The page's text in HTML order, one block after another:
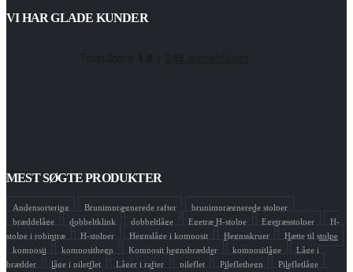
VI HAR GLADE KUNDER
MEST SØGTE PRODUKTER
Andensortering Brunimprægnerede rafter
brunimprægnerede stolper
bræddelåge
dobbeltklink dobbeltlåge Egetræ H-stolpe Egetræsstolper
H-
stolpe i robintræ
H-stolper Hegnslåge i komposit Hegnsskruer
Hætte til stolpe
komposit
komposithegn Komposit hegnsbrædder kompositlåge
Låge i
brædder
låge i piletflet Låger i rafter pileflet Pileflethegn
Pilefletlåge